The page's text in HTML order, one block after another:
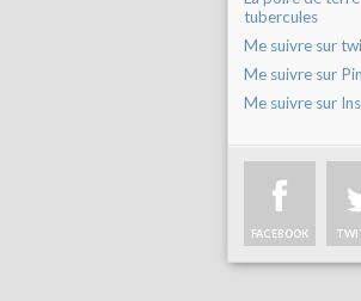
tubercules
Me suivre sur
Me suivre sur
Me suivre sur
FACEBOOK